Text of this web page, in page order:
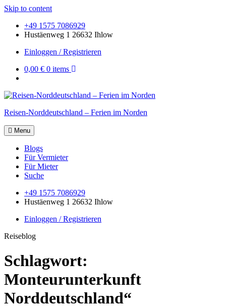
Skip to content
+49 1575 7086929
Hustäenweg 1 26632 Ihlow
Einloggen / Registrieren
0,00 € 0 items
Reisen-Norddeutschland – Ferien im Norden
Menu
Blogs
Für Vermieter
Für Mieter
Suche
+49 1575 7086929
Hustäenweg 1 26632 Ihlow
Einloggen / Registrieren
Reiseblog
Schlagwort:
Monteurunterkunft
Norddeutschland“